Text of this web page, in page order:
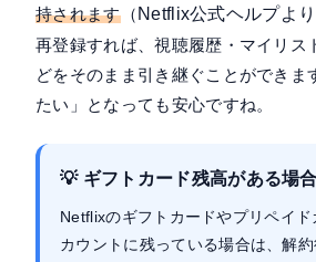
持されます（ Netflix公式ヘルプより
再登録すれば、視聴履歴・マイリス
どをそのまま引き継ぐことができま
たい」となっても安心ですね。
💡 ギフトカード残高がある場合
Netflixのギフトカードやプリペイ
カウントに残っている場合は、解